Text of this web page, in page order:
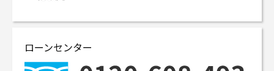
ローンセンター